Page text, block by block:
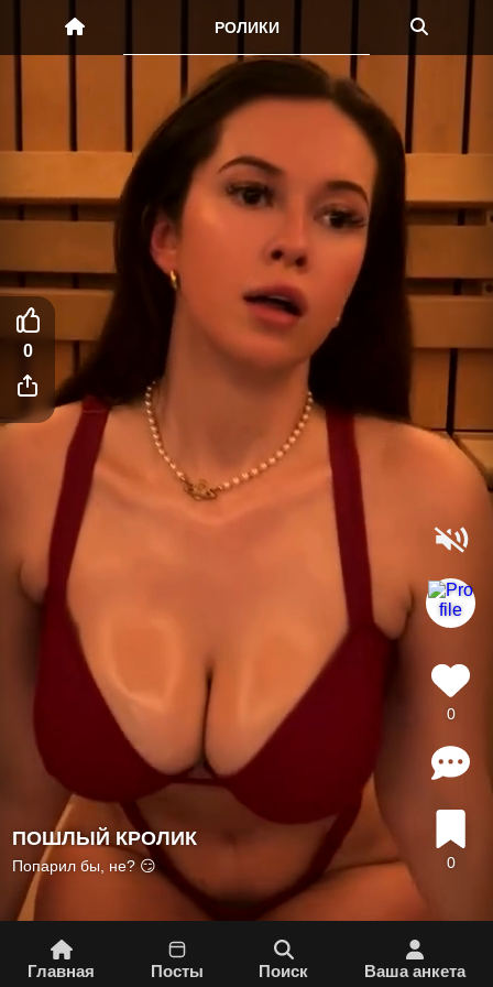
РОЛИКИ
ПОШЛЫЙ КРОЛИК
Попарил бы, не? 😏
0
0
Главная Посты Поиск Вашa aнкета
0